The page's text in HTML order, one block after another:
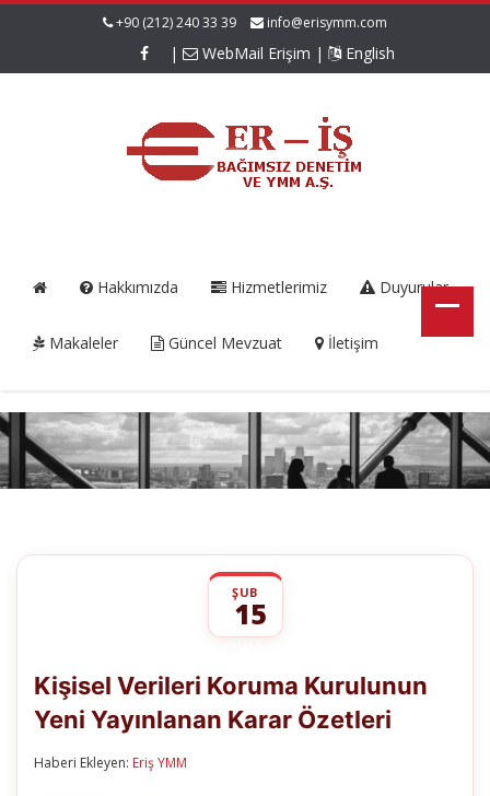
+90 (212) 240 33 39 info@erisymm.com
| WebMail Erişim | English
Hakkımızda Hizmetlerimiz Duyurular
Makaleler Güncel Mevzuat İletişim
ŞUB
15
Koruma
Kurulunun
Yeni
Kişisel Verileri Koruma Kurulunun
Yeni Yayınlanan Karar Özetleri
Haberi Ekleyen: Eriş YMM